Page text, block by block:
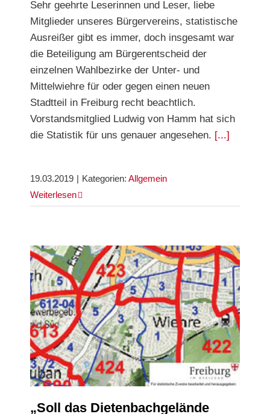
Sehr geehrte Leserinnen und Leser, liebe
Mitglieder unseres Bürgervereins, statistische
Ausreißer gibt es immer, doch insgesamt war
die Beteiligung am Bürgerentscheid der
einzelnen Wahlbezirke der Unter- und
Mittelwiehre für oder gegen einen neuen
Stadtteil in Freiburg recht beachtlich.
Vorstandsmitglied Ludwig von Hamm hat sich
die Statistik für uns genauer angesehen. [...]
19.03.2019 | Kategorien: Allgemein
Weiterlesen
„Soll das Dietenbachgelände unbebaut
bleiben“: Das Ergebnis des Bürgerentscheids
in den Wiehremer Stadt- und Wahlbezirken
„Soll das Dietenbachgelände